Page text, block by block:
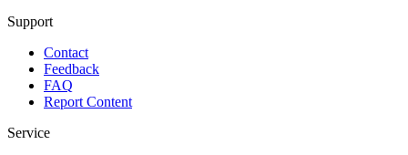
Support
Contact
Feedback
FAQ
Report Content
Service